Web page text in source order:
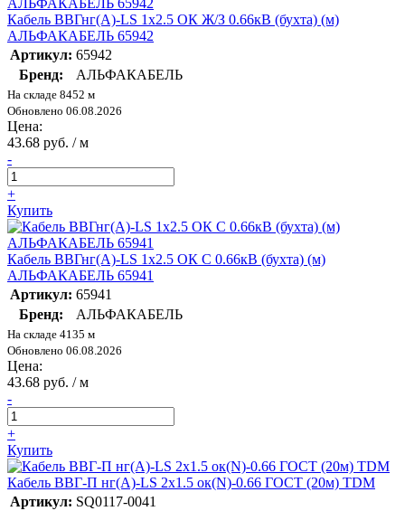
Кабель ВВГнг(А)-LS 1х2.5 ОК Ж/З 0.66кВ (бухта) (м)
АЛЬФАКАБЕЛЬ 65942
Артикул: 65942
Бренд:
АЛЬФАКАБЕЛЬ
На складе 8452 м
Обновлено 06.08.2026
Цена:
43.68 руб. / м
-
+
Купить
Кабель ВВГнг(А)-LS 1х2.5 ОК С 0.66кВ (бухта) (м)
АЛЬФАКАБЕЛЬ 65941
Артикул: 65941
Бренд:
АЛЬФАКАБЕЛЬ
На складе 4135 м
Обновлено 06.08.2026
Цена:
43.68 руб. / м
-
+
Купить
Кабель ВВГ-П нг(А)-LS 2х1.5 ок(N)-0.66 ГОСТ (20м) TDM
Артикул: SQ0117-0041